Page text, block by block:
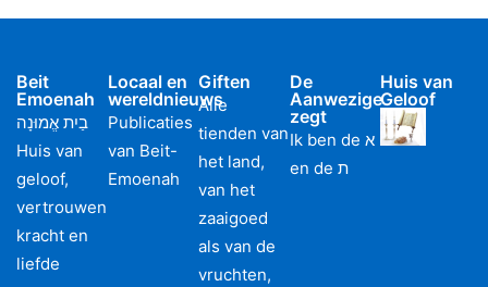
Beit
Emoenah
בַיִת אֱמוּנָה
Huis van
geloof,
vertrouwen
kracht en
liefde
Locaal en
wereldnieuws
Publicaties
van Beit-
Emoenah
Giften
Alle
tienden van
het land,
van het
zaaigoed
als van de
vruchten,
De
Aanwezige
zegt
Ik ben de א
en de ת
Huis van
Geloof